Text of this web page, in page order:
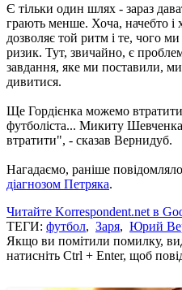
Є тільки один шлях - зараз
грають менше. Хоча, начебто і
дозволяє той ритм і те, чого
ризик. Тут, звичайно, є
завдання, яке ми поставили,
дивитися.
Ще Гордієнка можемо
футболіста... Микиту
втратити", - сказав Вернидуб.
Нагадаємо, раніше
діагнозом Петряка.
Читайте Korrespondent.net в
ТЕГИ: футбол, Заря, Юрий
Якщо ви помітили помилку,
натисніть Ctrl + Enter, щоб